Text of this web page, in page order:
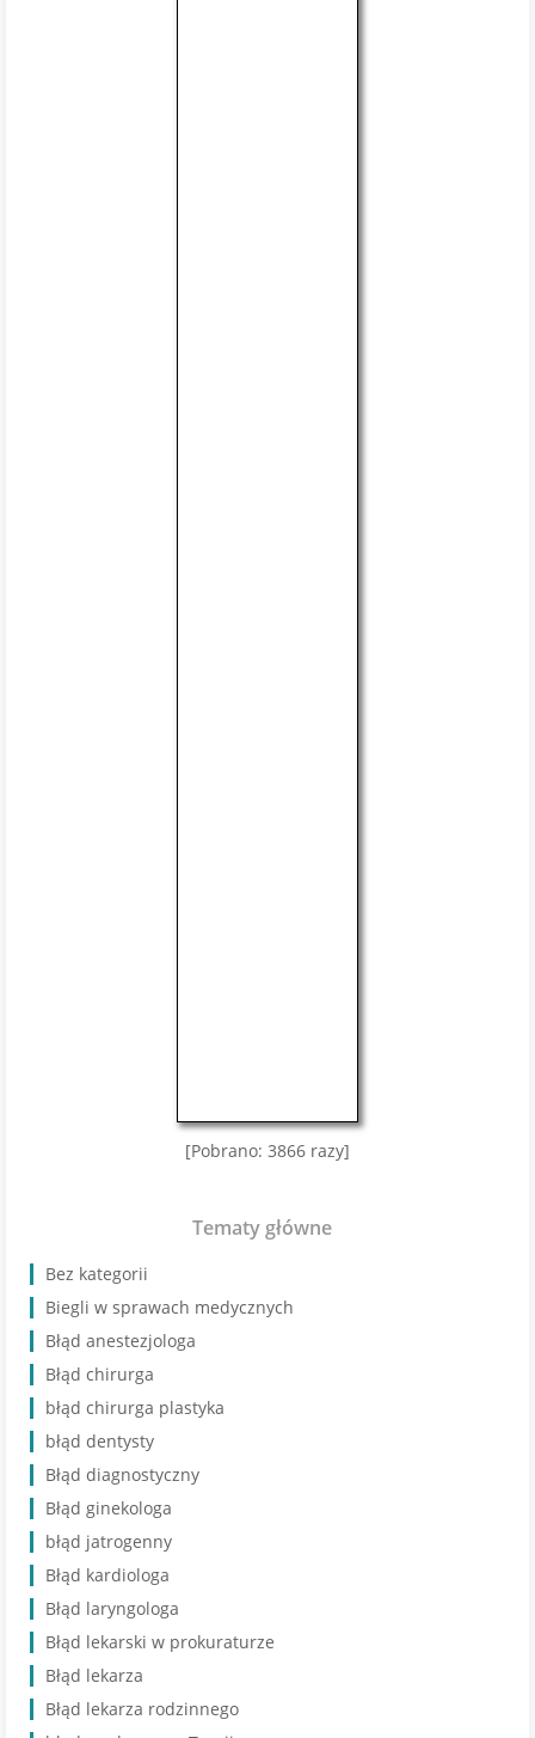
[Pobrano: 3866 razy]
Tematy główne
Bez kategorii
Biegli w sprawach medycznych
Błąd anestezjologa
Błąd chirurga
błąd chirurga plastyka
błąd dentysty
Błąd diagnostyczny
Błąd ginekologa
błąd jatrogenny
Błąd kardiologa
Błąd laryngologa
Błąd lekarski w prokuraturze
Błąd lekarza
Błąd lekarza rodzinnego